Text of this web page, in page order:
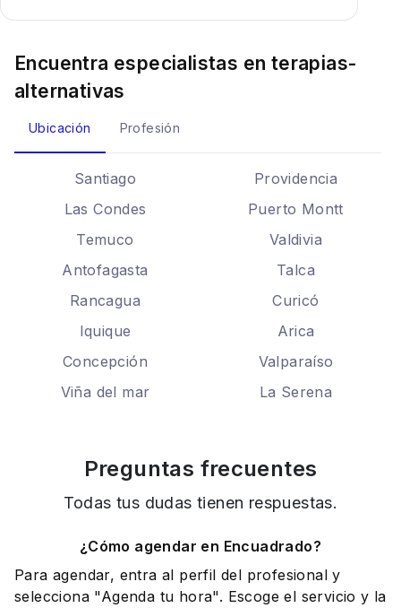
Encuentra especialistas en terapias-
alternativas
Ubicación Profesión
Santiago
Providencia
Las Condes
Puerto Montt
Temuco
Valdivia
Antofagasta
Talca
Rancagua
Curicó
Iquique
Arica
Concepción
Valparaíso
Viña del mar
La Serena
Preguntas frecuentes
Todas tus dudas tienen respuestas.
¿Cómo agendar en Encuadrado?
Para agendar, entra al perfil del profesional y
selecciona "Agenda tu hora". Escoge el servicio y la